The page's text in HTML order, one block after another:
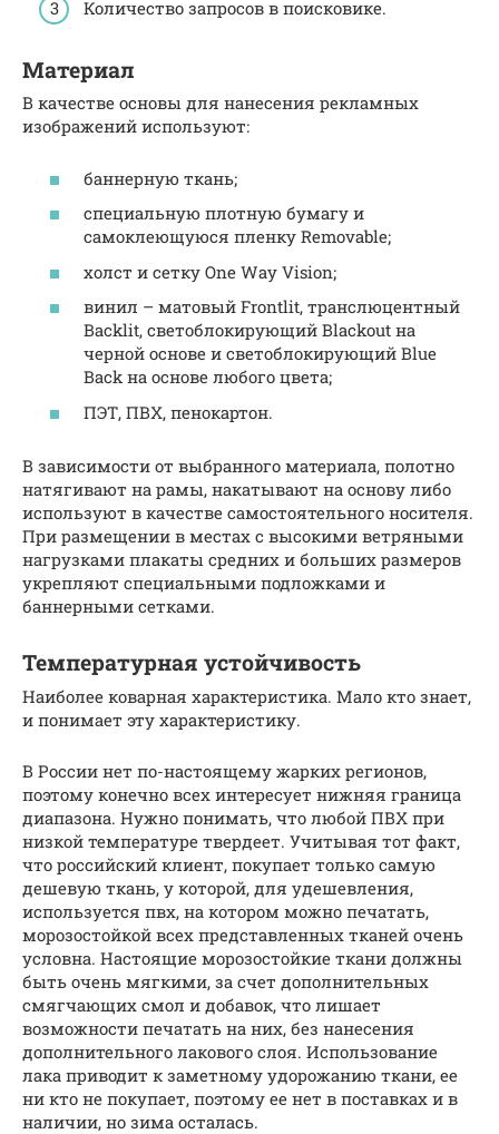
Количество запросов в поисковике.
Материал
В качестве основы для нанесения рекламных
изображений используют:
баннерную ткань;
специальную плотную бумагу и
самоклеющуюся пленку Removable;
холст и сетку One Way Vision;
винил – матовый Frontlit, транслюцентный
Backlit, светоблокирующий Blackout на
черной основе и светоблокирующий Blue
Back на основе любого цвета;
ПЭТ, ПВХ, пенокартон.
В зависимости от выбранного материала, полотно
натягивают на рамы, накатывают на основу либо
используют в качестве самостоятельного носителя.
При размещении в местах с высокими ветряными
нагрузками плакаты средних и больших размеров
укрепляют специальными подложками и
баннерными сетками.
Температурная устойчивость
Наиболее коварная характеристика. Мало кто знает,
и понимает эту характеристику.
В России нет по-настоящему жарких регионов,
поэтому конечно всех интересует нижняя граница
диапазона. Нужно понимать, что любой ПВХ при
низкой температуре твердеет. Учитывая тот факт,
что российский клиент, покупает только самую
дешевую ткань, у которой, для удешевления,
используется пвх, на котором можно печатать,
морозостойкой всех представленных тканей очень
условна. Настоящие морозостойкие ткани должны
быть очень мягкими, за счет дополнительных
смягчающих смол и добавок, что лишает
возможности печатать на них, без нанесения
дополнительного лакового слоя. Использование
лака приводит к заметному удорожанию ткани, ее
ни кто не покупает, поэтому ее нет в поставках и в
наличии, но зима осталась.